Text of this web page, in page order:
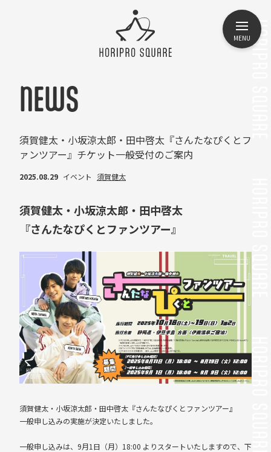
MENU
NEWS
須賀健太・小坂涼太郎・田中啓太『さんたなぴくとフ
ァンツアー』チケット一般受付のご案内
2025.08.29 イベント 須賀健太
須賀健太・小坂涼太郎・田中啓太
『さんたなぴくとファンツアー』
須賀健太・小坂涼太郎・田中啓太『さんたなぴくとファンツアー』
一般申し込みの実施が決定いたしました。
一般申し込みは、9月1日（月）18:00 よりスタートいたしますので、下